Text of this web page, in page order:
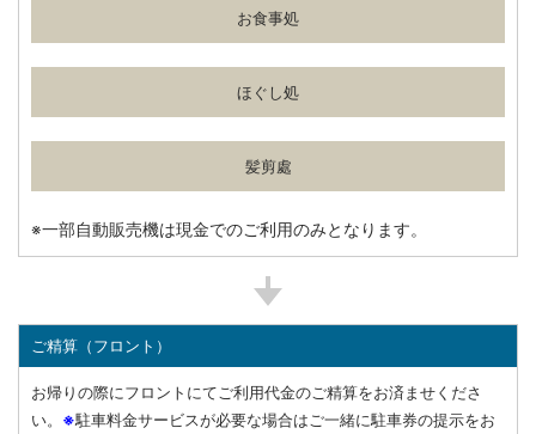
お食事処
ほぐし処
髪剪處
※一部自動販売機は現金でのご利用のみとなります。
ご精算（フロント）
お帰りの際にフロントにてご利用代金のご精算をお済ませくださ
い。 ※駐車料金サービスが必要な場合はご一緒に駐車券の提示をお